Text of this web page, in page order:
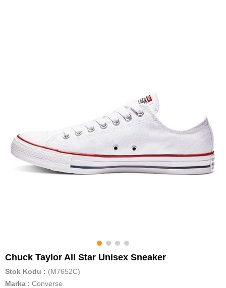
Chuck Taylor All Star Unisex Sneaker
Stok Kodu
(M7652C)
Marka : Converse